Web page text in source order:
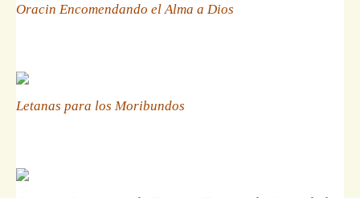
Oracin Encomendando el Alma a Dios
Letanas para los Moribundos